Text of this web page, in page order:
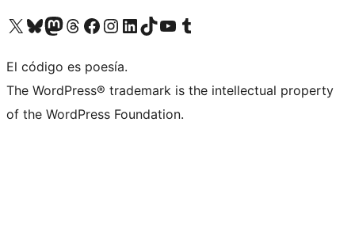
Visita nuestra cuenta de X (anteriormente Twitter)
Visita nuestra cuenta de Bluesky
Visita nuestra cuenta de Mastodon
Visita nuestra cuenta de Threads
Visita nuestra página de Facebook
Visita nuestra cuenta de Instagram
Visita nuestra cuenta de LinkedIn
Visita nuestra cuenta de TikTok
Visita nuestro canal de YouTube
Visita nuestra cuenta de Tumblr
El código es poesía.
The WordPress® trademark is the intellectual property
of the WordPress Foundation.